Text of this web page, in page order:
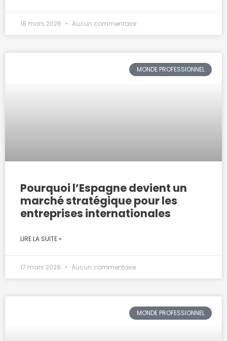
18 mars 2026 Aucun commentaire
MONDE PROFESSIONNEL
Pourquoi l’Espagne devient un
marché stratégique pour les
entreprises internationales
LIRE LA SUITE »
17 mars 2026 Aucun commentaire
MONDE PROFESSIONNEL